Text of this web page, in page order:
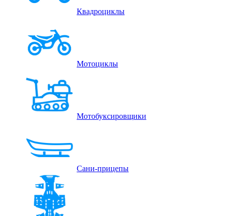
Квадроциклы
Мотоциклы
Мотобуксировщики
Сани-прицепы